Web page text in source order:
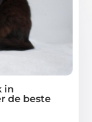
in
de beste